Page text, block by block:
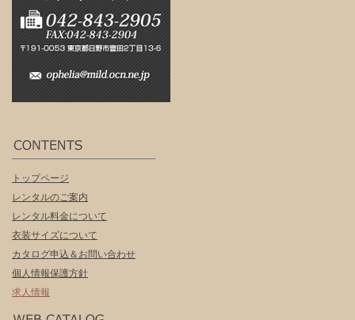
トップページ
レンタルのご案内
レンタル料金について
衣装サイズについて
カタログ申込＆お問い合わせ
個人情報保護方針
求人情報